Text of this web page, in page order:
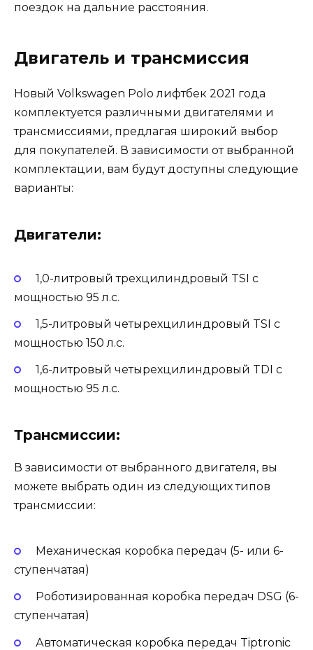
поездок на дальние расстояния.
Двигатель и трансмиссия
Новый Volkswagen Polo лифтбек 2021 года
комплектуется различными двигателями и
трансмиссиями, предлагая широкий выбор
для покупателей. В зависимости от выбранной
комплектации, вам будут доступны следующие
варианты:
Двигатели:
1,0-литровый трехцилиндровый TSI с
мощностью 95 л.с.
1,5-литровый четырехцилиндровый TSI с
мощностью 150 л.с.
1,6-литровый четырехцилиндровый TDI с
мощностью 95 л.с.
Трансмиссии:
В зависимости от выбранного двигателя, вы
можете выбрать один из следующих типов
трансмиссии:
Механическая коробка передач (5- или 6-
ступенчатая)
Роботизированная коробка передач DSG (6-
ступенчатая)
Автоматическая коробка передач Tiptronic